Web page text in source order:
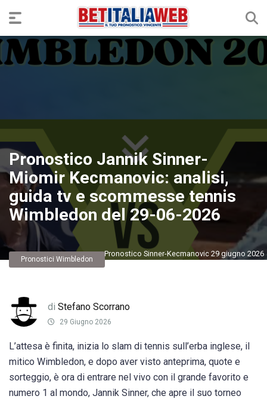
Pronostico Jannik Sinner-
Miomir Kecmanovic: analisi,
guida tv e scommesse tennis
Wimbledon del 29-06-2026
Pronostico Sinner-Kecmanovic 29 giugno 2026
Pronostici Wimbledon
di Stefano Scorrano
29 Giugno 2026
L’attesa è finita, inizia lo slam di tennis sull’erba inglese, il
mitico Wimbledon, e dopo aver visto anteprima, quote e
sorteggio, è ora di entrare nel vivo con il grande favorito e
numero 1 al mondo, Jannik Sinner, che apre il suo torneo